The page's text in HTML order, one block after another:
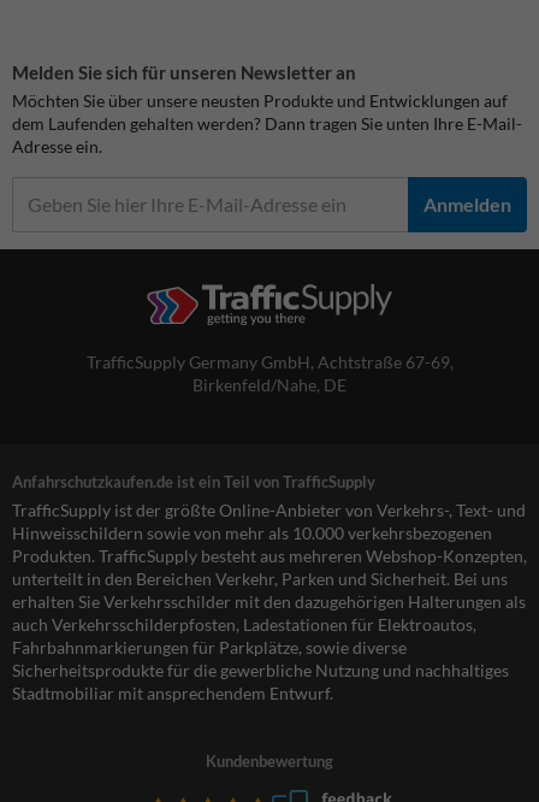
Melden Sie sich für unseren Newsletter an
Möchten Sie über unsere neusten Produkte und Entwicklungen auf
dem Laufenden gehalten werden? Dann tragen Sie unten Ihre E-Mail-
Adresse ein.
Anmelden
TrafficSupply Germany GmbH, Achtstraße 67-69,
Birkenfeld/Nahe, DE
Anfahrschutzkaufen.de ist ein Teil von TrafficSupply
TrafficSupply ist der größte Online-Anbieter von Verkehrs-, Text- und
Hinweisschildern sowie von mehr als 10.000 verkehrsbezogenen
Produkten. TrafficSupply besteht aus mehreren Webshop-Konzepten,
unterteilt in den Bereichen Verkehr, Parken und Sicherheit. Bei uns
erhalten Sie Verkehrsschilder mit den dazugehörigen Halterungen als
auch Verkehrsschilderpfosten, Ladestationen für Elektroautos,
Fahrbahnmarkierungen für Parkplätze, sowie diverse
Sicherheitsprodukte für die gewerbliche Nutzung und nachhaltiges
Stadtmobiliar mit ansprechendem Entwurf.
Kundenbewertung